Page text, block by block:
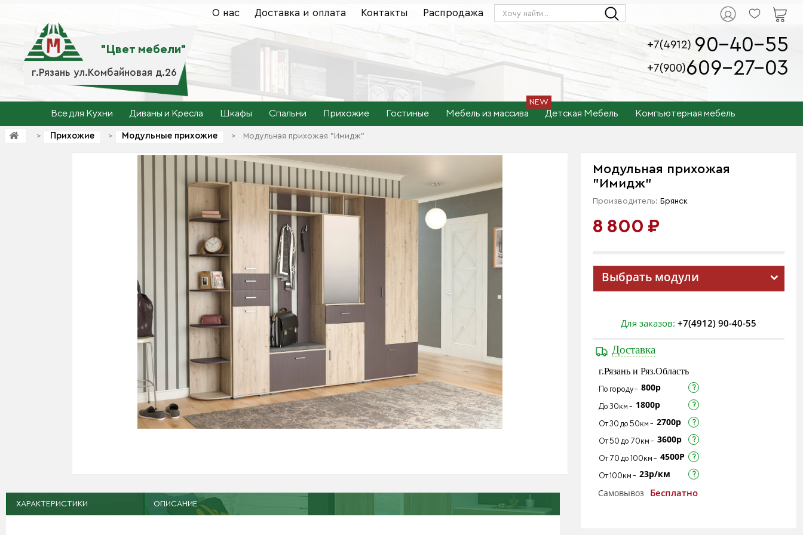
г.Рязань ул.Комбайновая д.26
"Цвет мебели"
О нас Доставка и оплата Контакты Распродажа
+7(4912) 90-40-55
+7(900)609-27-03
Все для Кухни Диваны и Кресла Шкафы Спальни Прихожие Гостиные Мебель из массива Детская Мебель Компьютерная мебель
> Прихожие > Модульные прихожие > Модульная прихожая "Имидж"
Модульная прихожая
"Имидж"
Производитель: Брянск
8 800 ₽
Выбрать модули
Для заказов:+7(4912) 90-40-55
Доставка
г.Рязань и Ряз.Область
По городу - 800р
До 30км - 1800р
От 30 до 50км - 2700р
От 50 до 70км - 3600р
От 70 до 100км - 4500Р
От 100км - 23р/км
Самовывоз
Бесплатно
ХАРАКТЕРИСТИКИ ОПИСАНИЕ